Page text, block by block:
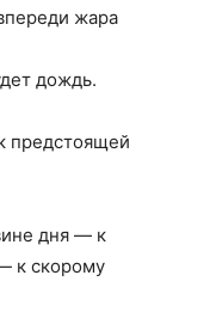
жара
дождь.
предстоящей
дня — к
к скорому